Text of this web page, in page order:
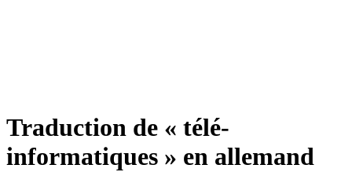
Traduction de « télé-
informatiques » en allemand